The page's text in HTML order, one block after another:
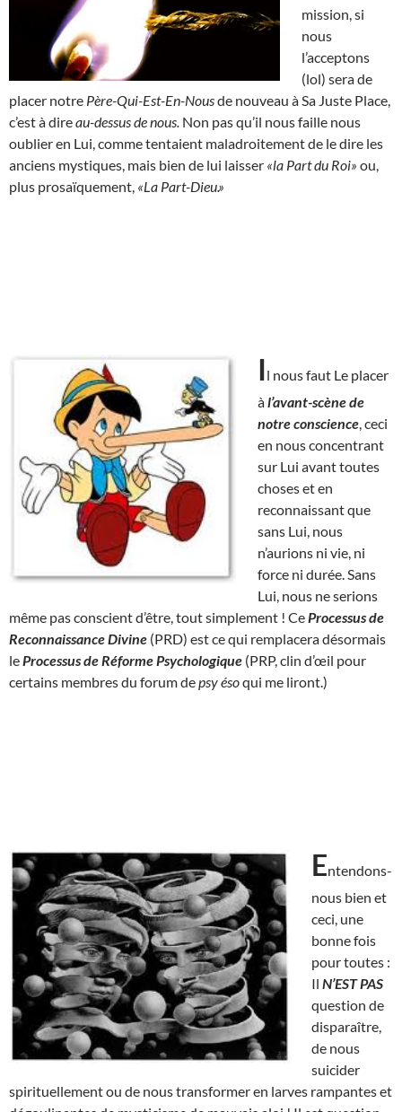
mission, si
nous
l’acceptons
(lol) sera de
placer notre Père-Qui-Est-En-Nousde nouveau à Sa Juste Place,
c’est à direau-dessus de nous. Non pas qu’il nous faille nous
oublier en Lui, comme tentaient maladroitement de le dire les
anciens mystiques, mais bien de lui laisser «la Part du Roi» ou,
plus prosaïquement, «La Part-Dieu.»
Il nous faut Le placer
àl’avant-scène de
notre conscience , ceci
en nous concentrant
sur Lui avant toutes
choses et en
reconnaissant que
sans Lui, nous
n’aurions ni vie, ni
force ni durée. Sans
Lui, nous ne serions
même pas conscient d’être, tout simplement ! Ce Processus de
Reconnaissance Divine (PRD) est ce qui remplacera désormais
le Processus de Réforme Psychologique (PRP, clin d’œil pour
certains membres du forum depsy ésoqui me liront.)
Entendons-
nous bien et
ceci, une
bonne fois
pour toutes :
Il N’EST PAS
question de
disparaître,
de nous
suicider
spirituellement ou de nous transformer en larves rampantes et